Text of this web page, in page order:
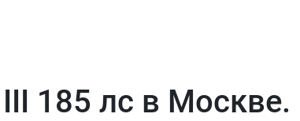
185 лс в Москве.